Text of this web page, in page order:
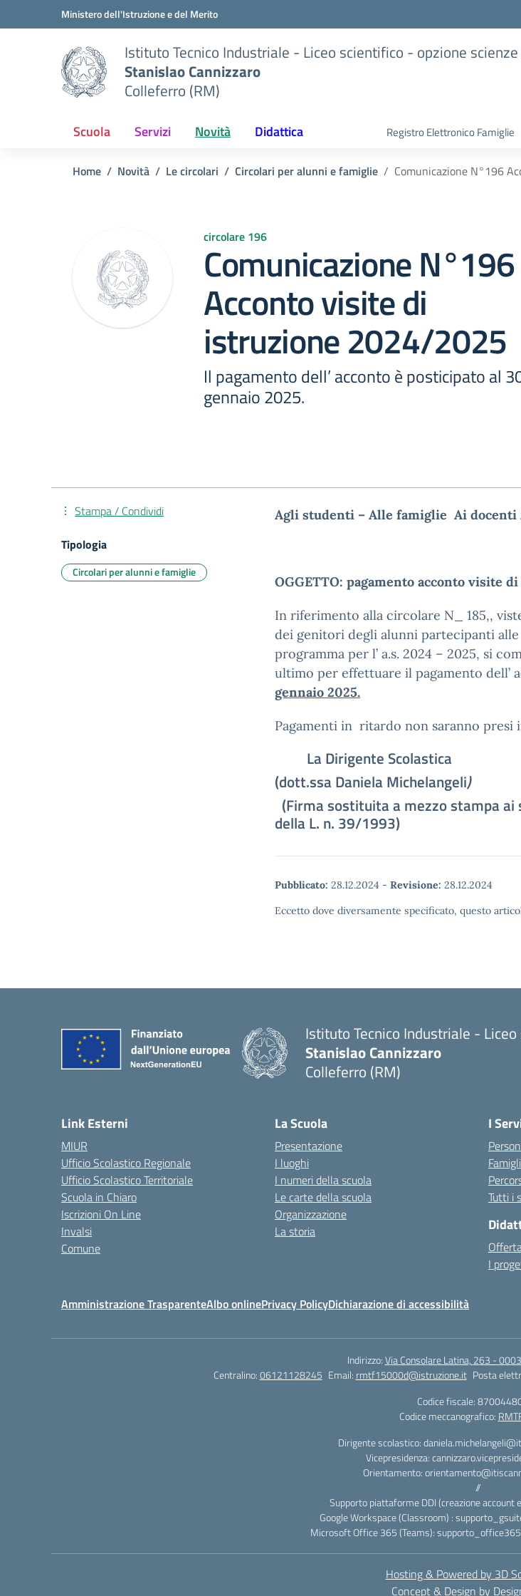
Vai ai contenuti
Vai al menu di navigazioneMinistero dell'Istruzione e del Merito
Istituto Tecnico Industriale - Liceo scientifico - opzione
Stanislao Cannizzaro
Colleferro (RM)
Scuola Servizi Novità Didattica Registro Elettronico Famiglie
Home Novità Le circolari Circolari per alunni e famiglie Comunicazione N°196
circolare 196
Comunicazione N°196
Acconto visite di
istruzione 2024/2025
Il pagamento dell’ acconto è posticipato al
gennaio 2025.
Agli studenti – Alle famiglie Ai docenti
OGGETTO: pagamento acconto visite
In riferimento alla circolare N_ 185,,
dei genitori degli alunni partecipanti
programma per l’ a.s. 2024 – 2025, si
ultimo per effettuare il pagamento dell’
gennaio 2025.
Pagamenti in ritardo non saranno presi
La Dirigente Scolastica
(dott.ssa Daniela Michelangeli)
(Firma sostituita a mezzo stampa
della L. n. 39/1993)
Pubblicato: 28.12.2024 - Revisione: 28.12.2024
Eccetto dove diversamente specificato, questo
Stampa / Condividi
Tipologia
Circolari per alunni e famiglie
Istituto Tecnico Industriale -
Stanislao Cannizzaro
Colleferro (RM)
Link Esterni
MIUR
Ufficio Scolastico Regionale
Ufficio Scolastico Territoriale
Scuola in Chiaro
Iscrizioni On Line
Invalsi
Comune
La Scuola
Presentazione
I luoghi
I numeri della scuola
Le carte della scuola
Organizzazione
La storia
I
Tutti i
I
Amministrazione TrasparenteAlbo onlinePrivacy PolicyDichiarazione di accessibilità
Indirizzo:Via Consolare Latina, 263 -
Centralino:06121128245 Email: rmtf15000d@istruzione.it Posta
Codice fiscale:
Codice meccanografico:
Dirigente scolastico:
Vicepresidenza:
Orientamento:
//
Supporto piattaforme DDI (creazione account e
Google Workspace (Classroom) :
Microsoft Office 365 (Teams):
Hosting & Powered by 3D
Concept & Design by